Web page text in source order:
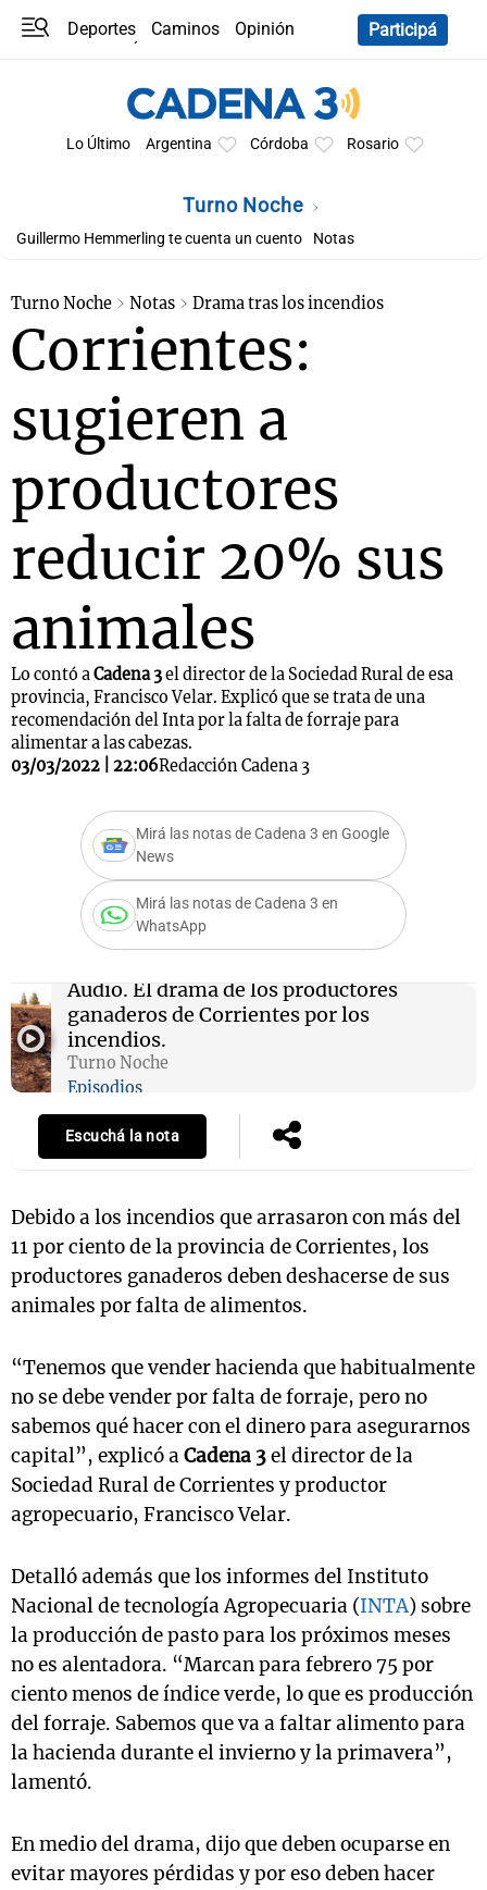
Deportes Caminos
Opinión
Participá
Lo Último Argentina Córdoba Rosario
Turno Noche
Guillermo Hemmerling te cuenta un cuento Notas
Turno Noche Notas Drama tras los incendios
Corrientes:
sugieren a
productores
reducir 20% sus
animales
Lo contó aCadena 3el director de la Sociedad Rural de esa
provincia, Francisco Velar. Explicó que se trata de una
recomendación del Inta por la falta de forraje para
alimentar a las cabezas.
03/03/2022 | 22:06Redacción Cadena 3
Mirá las notas de Cadena 3 en Google
News
Mirá las notas de Cadena 3 en
WhatsApp
Audio. El drama de los productores
ganaderos de Corrientes por los
incendios.
Turno Noche
Episodios
Escuchá la nota
Debido a los incendios que arrasaron con más del
11 por ciento de la provincia de Corrientes, los
productores ganaderos deben deshacerse de sus
animales por falta de alimentos.
“Tenemos que vender hacienda que habitualmente
no se debe vender por falta de forraje, pero no
sabemos qué hacer con el dinero para asegurarnos
capital”, explicó aCadena 3el director de la
Sociedad Rural de Corrientes y productor
agropecuario, Francisco Velar.
Detalló además que los informes del Instituto
Nacional de tecnología Agropecuaria (INTA) sobre
la producción de pasto para los próximos meses
no es alentadora. “Marcan para febrero 75 por
ciento menos de índice verde, lo que es producción
del forraje. Sabemos que va a faltar alimento para
la hacienda durante el invierno y la primavera”,
lamentó.
En medio del drama, dijo que deben ocuparse en
evitar mayores pérdidas y por eso deben hacer
Mundial 2026